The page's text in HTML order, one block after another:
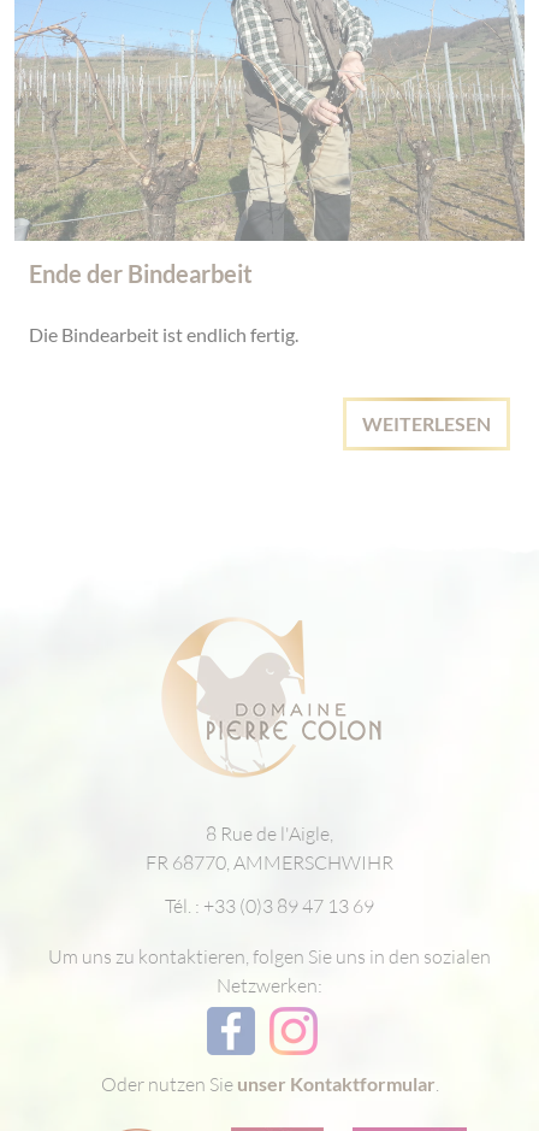
Ende der Bindearbeit
Die Bindearbeit ist endlich fertig.
WEITERLESEN
8 Rue de l'Aigle,
FR 68770, AMMERSCHWIHR
Tél. : +33 (0)3 89 47 13 69
Um uns zu kontaktieren, folgen Sie uns in den sozialen
Netzwerken:
Oder nutzen Sie unser Kontaktformular.